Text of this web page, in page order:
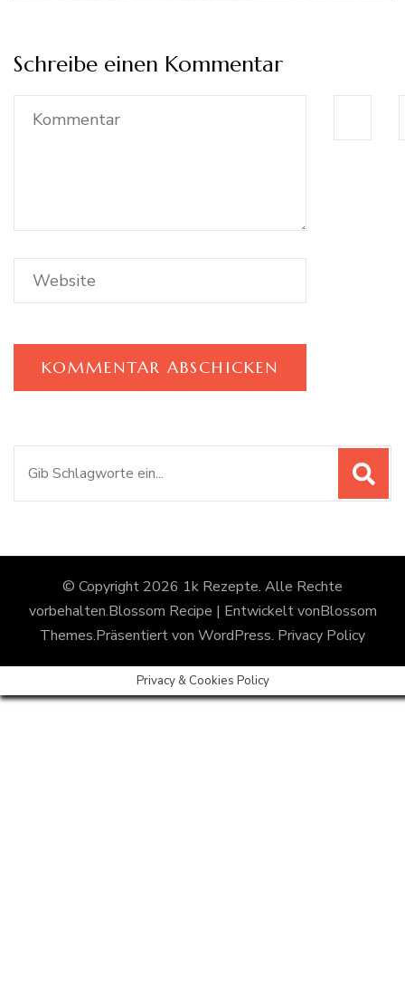
Schreibe einen Kommentar
© Copyright 2026 1k Rezepte. Alle Rechte
vorbehalten.Blossom Recipe | Entwickelt vonBlossom
Themes.Präsentiert von WordPress. Privacy Policy
Privacy & Cookies Policy